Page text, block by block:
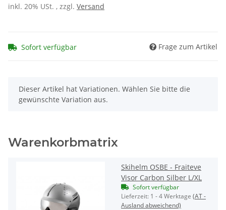
inkl. 20% USt. , zzgl. Versand
Sofort verfügbar Frage zum Artikel
x
Dieser Artikel hat Variationen. Wählen Sie bitte die
gewünschte Variation aus.
Warenkorbmatrix
Skihelm OSBE - Fraiteve
Visor Carbon Silber L/XL
Sofort verfügbar
Lieferzeit: 1 - 4 Werktage (AT -
Ausland abweichend)